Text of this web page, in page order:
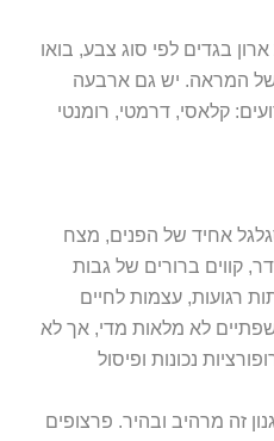
בגדים לפי סוג צבע, בואו
של המראה. יש גם ארבעה
קלאסי, דרמטי, רומנטי
אחיד של הפנים, מצח
קווים ברורים של גבות
רגועות, עצמות לחיים
שפתיים לא מלאות מדי, אך לא
נכונות ופיסול
זה מרהיב ובהיר. פרצופים